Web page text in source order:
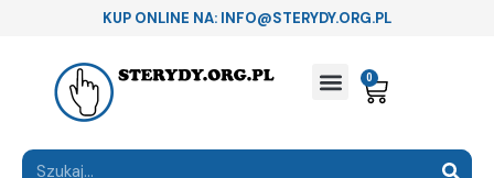
KUP ONLINE NA: INFO@STERYDY.ORG.PL
0